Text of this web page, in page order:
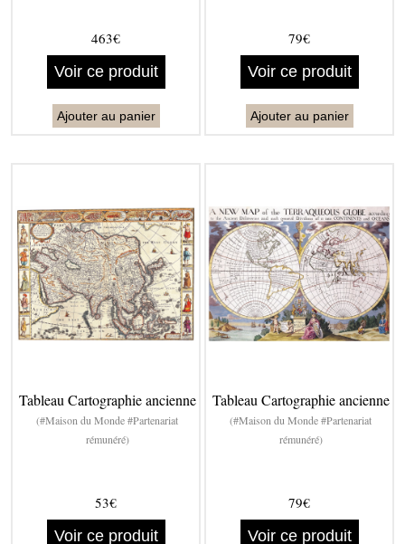
463€
Voir ce produit
Ajouter au panier
79€
Voir ce produit
Ajouter au panier
Tableau Cartographie ancienne
(#Maison du Monde #Partenariat
rémunéré)
53€
Voir ce produit
Tableau Cartographie ancienne
(#Maison du Monde #Partenariat
rémunéré)
79€
Voir ce produit